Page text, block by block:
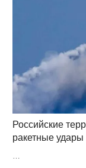
Российские
ракетные удары